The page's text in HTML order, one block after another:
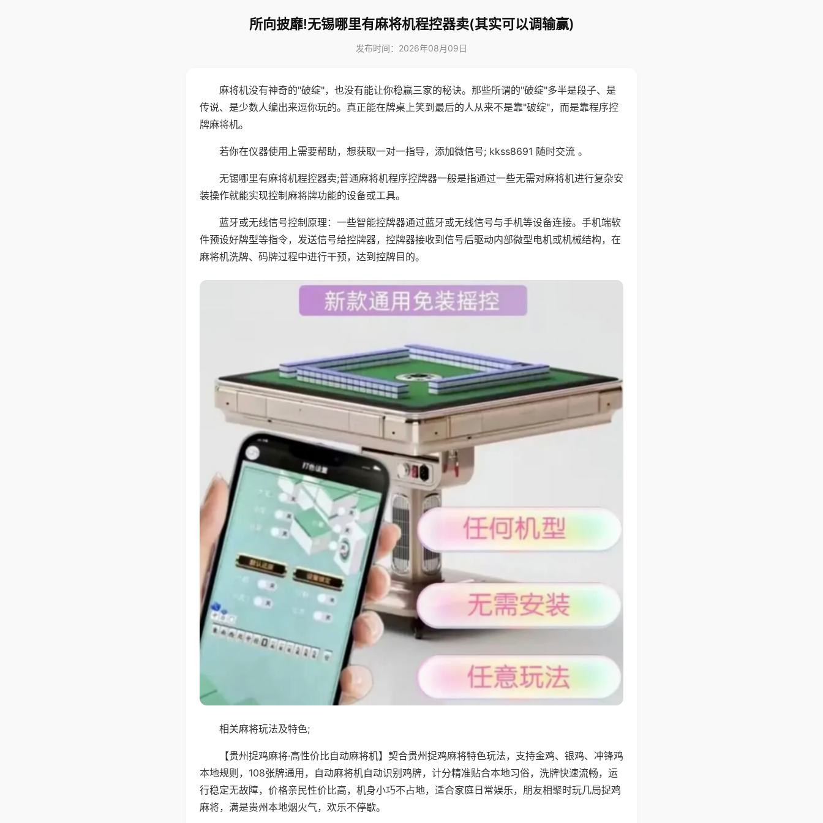
所向披靡!无锡哪里有麻将机程控器卖(其实可以调输赢)
发布时间：2026年08月09日
麻将机没有神奇的"破绽"，也没有能让你稳赢三家的秘诀。那些所谓的"破绽"多半是段子、是
传说、是少数人编出来逗你玩的。真正能在牌桌上笑到最后的人从来不是靠"破绽"，而是靠程序控
牌麻将机。
若你在仪器使用上需要帮助，想获取一对一指导，添加微信号; kkss8691 随时交流 。
无锡哪里有麻将机程控器卖;普通麻将机程序控牌器一般是指通过一些无需对麻将机进行复杂安
装操作就能实现控制麻将牌功能的设备或工具。
蓝牙或无线信号控制原理：一些智能控牌器通过蓝牙或无线信号与手机等设备连接。手机端软
件预设好牌型等指令，发送信号给控牌器，控牌器接收到信号后驱动内部微型电机或机械结构，在
麻将机洗牌、码牌过程中进行干预，达到控牌目的。
相关麻将玩法及特色;
【贵州捉鸡麻将·高性价比自动麻将机】契合贵州捉鸡麻将特色玩法，支持金鸡、银鸡、冲锋鸡
本地规则，108张牌通用，自动麻将机自动识别鸡牌，计分精准贴合本地习俗，洗牌快速流畅，运
行稳定无故障，价格亲民性价比高，机身小巧不占地，适合家庭日常娱乐，朋友相聚时玩几局捉鸡
麻将，满是贵州本地烟火气，欢乐不停歇。